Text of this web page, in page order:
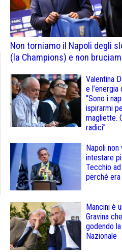
Non torniamo il Napoli degli
(la Champions) e non
Valentina
e l’energia
“Sono i
ispirarmi
magliette.
radici”
Napoli non
intestare
Tecchio
perché
Mancini è
Gravina
godendo
Nazionale